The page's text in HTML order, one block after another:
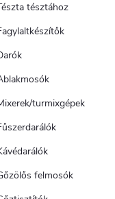
tésztához
turmixgépek
felmosók